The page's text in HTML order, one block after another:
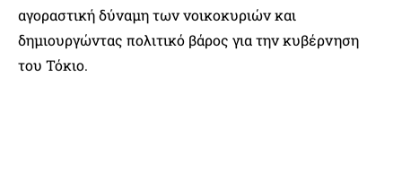
αγοραστική δύναμη των νοικοκυριών και
δημιουργώντας πολιτικό βάρος για την κυβέρνηση
του Τόκιο.